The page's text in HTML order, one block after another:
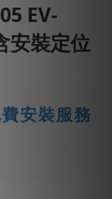
EV-
安裝定位
費安裝服務